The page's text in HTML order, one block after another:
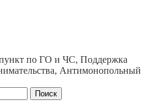
по ГО и ЧС, Поддержка
Антимонопольный